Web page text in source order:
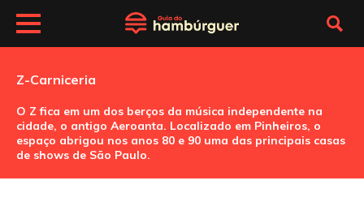
Z-Carniceria
O Z fica em um dos berços da música independente na
cidade, o antigo Aeroanta. Localizado em Pinheiros, o
espaço abrigou nos anos 80 e 90 uma das principais casas
de shows de São Paulo.